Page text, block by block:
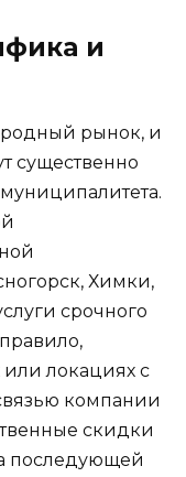
и
рынок, и
существенно
Химки,
срочного
локациях с
компании
скидки
последующей